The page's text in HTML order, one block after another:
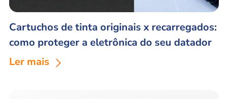
Cartuchos de tinta originais x recarregados:
como proteger a eletrônica do seu datador
Ler mais